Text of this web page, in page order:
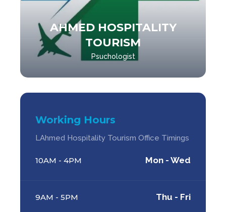
AHMED HOSPITALITY
TOURISM
Psuchologist
Working Hours
LAhmed Hospitality Tourism Office Timings
Mon - Wed
10AM - 4PM
Thu - Fri
9AM - 5PM